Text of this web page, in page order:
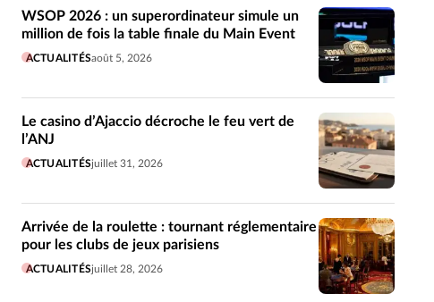
WSOP 2026 : un superordinateur simule un
million de fois la table finale du Main Event
ACTUALITÉSaoût 5, 2026
Le casino d’Ajaccio décroche le feu vert de
l’ANJ
ACTUALITÉSjuillet 31, 2026
Arrivée de la roulette : tournant réglementaire
pour les clubs de jeux parisiens
ACTUALITÉSjuillet 28, 2026